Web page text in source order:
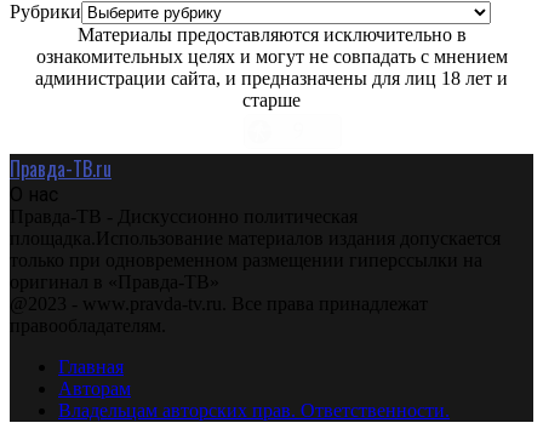
Рубрики
Материалы предоставляются исключительно в
ознакомительных целях и могут не совпадать с мнением
администрации сайта, и предназначены для лиц 18 лет и
старше
Правда-ТВ.ru
О нас
Правда-ТВ - Дискуссионно политическая
площадка.Использование материалов издания допускается
только при одновременном размещении гиперссылки на
оригинал в «Правда-ТВ»
@2023 - www.pravda-tv.ru. Все права принадлежат
правообладателям.
Главная
Авторам
Владельцам авторских прав. Ответственности.